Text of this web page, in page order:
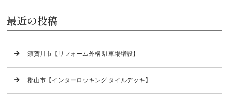
最近の投稿
須賀川市【リフォーム外構 駐車場増設】
郡山市【インターロッキング タイルデッキ】